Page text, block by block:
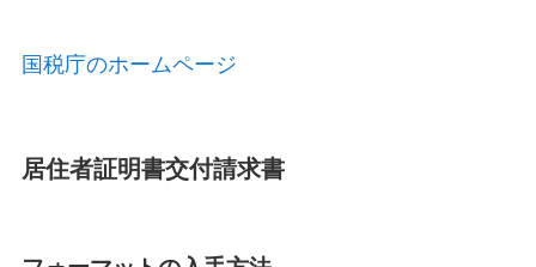
国税庁のホームページ
居住者証明書交付請求書